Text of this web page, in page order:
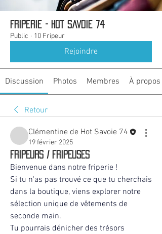
Friperie - Hot Savoie 74
Public · 10 Fripeur
Rejoindre
Discussion Photos Membres À propos
Retour
Clémentine de Hot Savoie 74
19 février 2025
FRIPEURS / FRIPEUSES
Bienvenue dans notre friperie !
Si tu n'as pas trouvé ce que tu cherchais
dans la boutique, viens explorer notre
sélection unique de vêtements de
seconde main.
Tu pourrais dénicher des trésors